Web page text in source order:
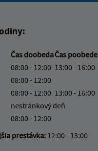
Čas doobedaČas poobede
08:00 - 12:00 13:00 - 16:00
08:00 - 12:00
08:00 - 12:00 13:00 - 16:00
nestránkový deň
08:00 - 12:00
prestávka: 12:00 - 13:00